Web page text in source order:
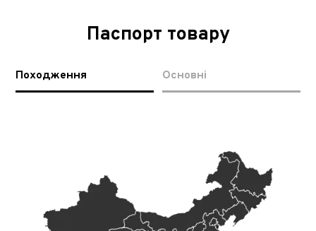
Паспорт товару
Походження Основні